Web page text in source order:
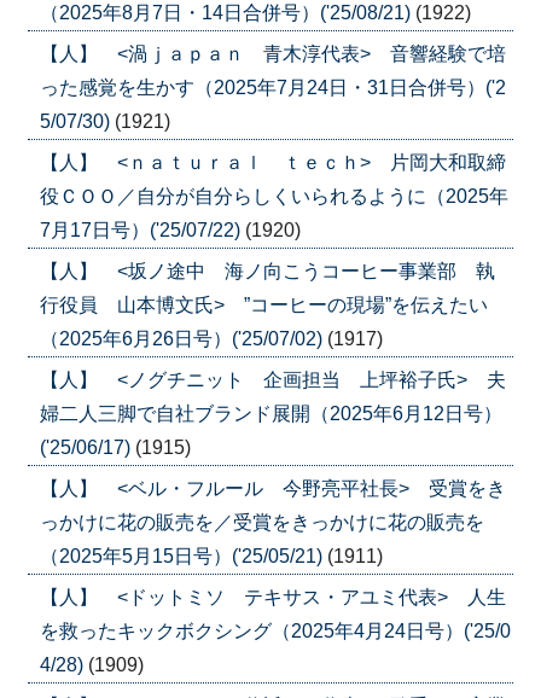
（2025年8月7日・14日合併号）('25/08/21) (1922)
【人】 <渦ｊａｐａｎ 青木淳代表> 音響経験で培
った感覚を生かす（2025年7月24日・31日合併号）('2
5/07/30) (1921)
【人】 <ｎａｔｕｒａｌ ｔｅｃｈ> 片岡大和取締
役ＣＯＯ／自分が自分らしくいられるように（2025年
7月17日号）('25/07/22) (1920)
【人】 <坂ノ途中 海ノ向こうコーヒー事業部 執
行役員 山本博文氏> ”コーヒーの現場”を伝えたい
（2025年6月26日号）('25/07/02) (1917)
【人】 <ノグチニット 企画担当 上坪裕子氏> 夫
婦二人三脚で自社ブランド展開（2025年6月12日号）
('25/06/17) (1915)
【人】 <ベル・フルール 今野亮平社長> 受賞をき
っかけに花の販売を／受賞をきっかけに花の販売を
（2025年5月15日号）('25/05/21) (1911)
【人】 <ドットミソ テキサス・アユミ代表> 人生
を救ったキックボクシング（2025年4月24日号）('25/0
4/28) (1909)